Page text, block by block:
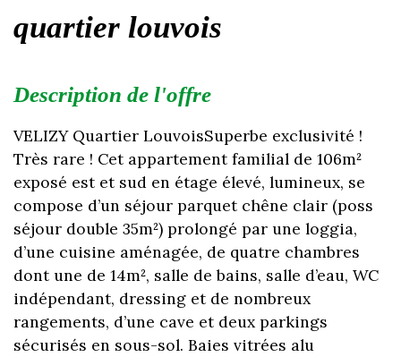
quartier louvois
description de l'offre
VELIZY Quartier LouvoisSuperbe exclusivité !
Très rare ! Cet appartement familial de 106m²
exposé est et sud en étage élevé, lumineux, se
compose d’un séjour parquet chêne clair (poss
séjour double 35m²) prolongé par une loggia,
d’une cuisine aménagée, de quatre chambres
dont une de 14m², salle de bains, salle d’eau, WC
indépendant, dressing et de nombreux
rangements, d’une cave et deux parkings
sécurisés en sous-sol. Baies vitrées alu